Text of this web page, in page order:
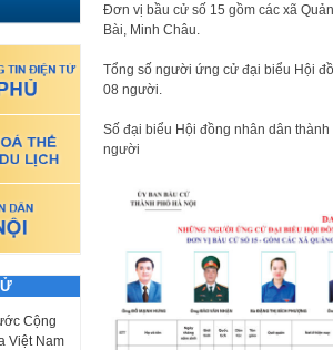
Đơn vị bầu cử số 15 gồm các xã
Bài, Minh Châu.
Tổng số người ứng cử đại biểu Hội
08 người.
Số đại biểu Hội đồng nhân dân
người
Cộng
Việt Nam